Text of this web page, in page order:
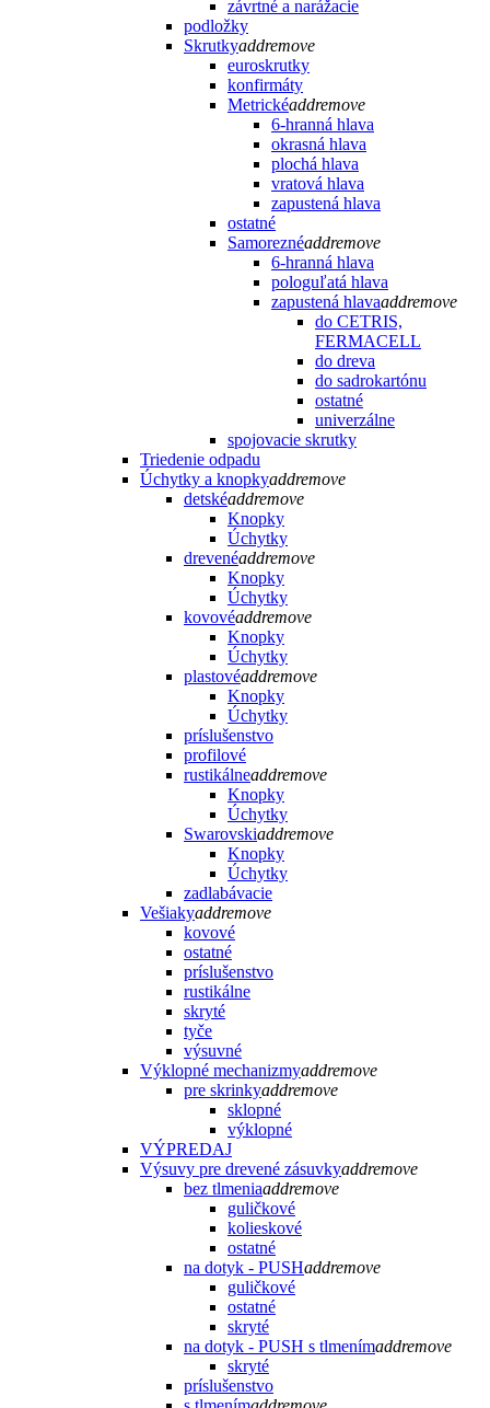
závrtné a narážacie
podložky
Skrutkyaddremove
euroskrutky
konfirmáty
Metrickéaddremove
6-hranná hlava
okrasná hlava
plochá hlava
vratová hlava
zapustená hlava
ostatné
Samoreznéaddremove
6-hranná hlava
pologuľatá hlava
zapustená hlavaaddremove
do CETRIS,
FERMACELL
do dreva
do sadrokartónu
ostatné
univerzálne
spojovacie skrutky
Triedenie odpadu
Úchytky a knopkyaddremove
detskéaddremove
Knopky
Úchytky
drevenéaddremove
Knopky
Úchytky
kovovéaddremove
Knopky
Úchytky
plastovéaddremove
Knopky
Úchytky
príslušenstvo
profilové
rustikálneaddremove
Knopky
Úchytky
Swarovskiaddremove
Knopky
Úchytky
zadlabávacie
Vešiakyaddremove
kovové
ostatné
príslušenstvo
rustikálne
skryté
tyče
výsuvné
Výklopné mechanizmyaddremove
pre skrinkyaddremove
sklopné
výklopné
VÝPREDAJ
Výsuvy pre drevené zásuvkyaddremove
bez tlmeniaaddremove
guličkové
kolieskové
ostatné
na dotyk - PUSHaddremove
guličkové
ostatné
skryté
na dotyk - PUSH s tlmenímaddremove
skryté
príslušenstvo